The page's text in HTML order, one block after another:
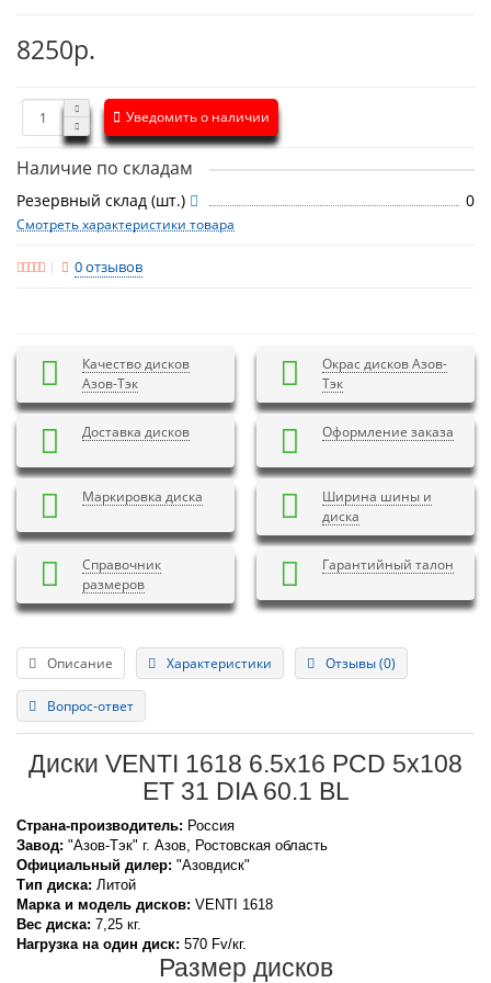
8250р.
Уведомить о наличии
Наличие по складам
Резервный склад (шт.) 0
Смотреть характеристики товара
0 отзывов
Качество дисков
Азов-Тэк
Окрас дисков Азов-
Тэк
Доставка дисков Оформление заказа
Маркировка диска
Ширина шины и
диска
Справочник
размеров
Гарантийный талон
Описание Характеристики Отзывы (0)
Вопрос-ответ
Диски VENTI 1618 6.5x16 PCD 5x108
ET 31 DIA 60.1 BL
Страна-производитель: Россия
Завод: "Азов-Тэк" г. Азов, Ростовская область
Официальный дилер: "Азовдиск"
Тип диска: Литой
Марка и модель дисков: VENTI 1618
Вес диска: 7,25 кг.
Нагрузка на один диск: 570 Fv/кг.
Размер дисков